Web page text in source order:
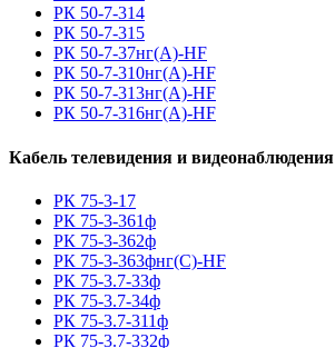
РК 50-7-314
РК 50-7-315
РК 50-7-37нг(A)-HF
РК 50-7-310нг(A)-HF
РК 50-7-313нг(A)-HF
РК 50-7-316нг(A)-HF
Кабель телевидения и видеонаблюдения
РК 75-3-17
РК 75-3-361ф
РК 75-3-362ф
РК 75-3-363фнг(С)-HF
РК 75-3.7-33ф
РК 75-3.7-34ф
РК 75-3.7-311ф
РК 75-3.7-332ф